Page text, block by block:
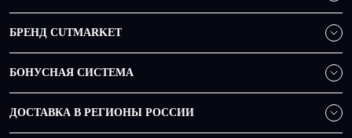
БРЕНД CUTMARKET
БОНУСНАЯ СИСТЕМА
ДОСТАВКА В РЕГИОНЫ РОССИИ